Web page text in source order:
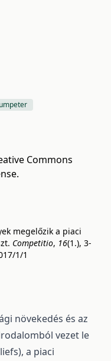
Commons
.
megelőzik a piaci
Competitio, 16(1.), 3-
1/1
növekedés és az
vezet le
a piaci